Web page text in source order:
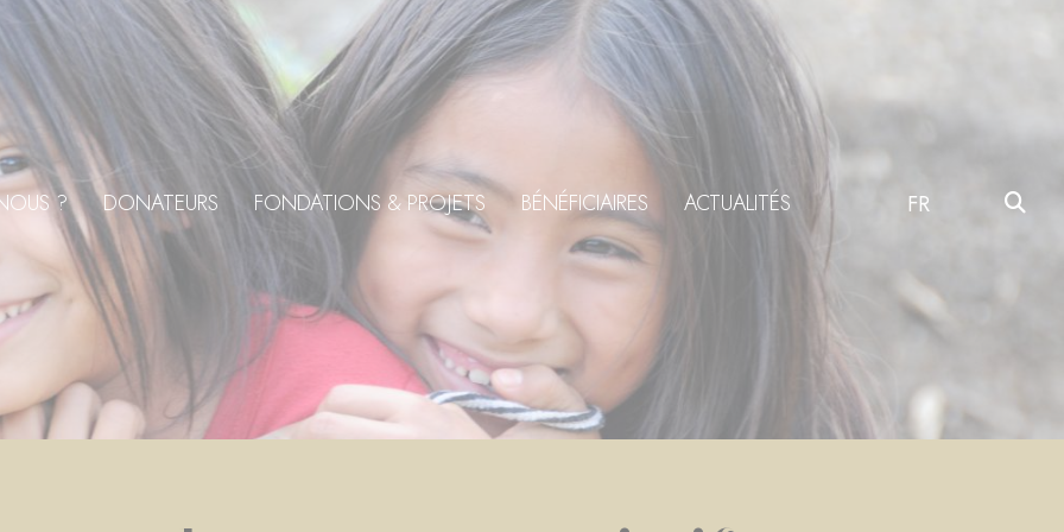
? DONATEURS FONDATIONS & PROJETS BÉNÉFICIAIRES ACTUALITÉS FR